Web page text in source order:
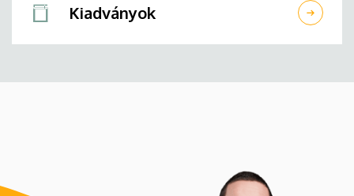
Kiadványok